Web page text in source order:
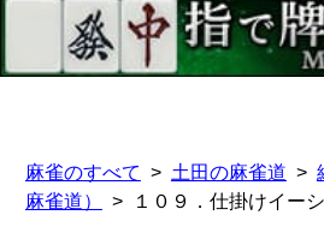
麻雀のすべて 土田の麻雀道
麻雀道）
１０９．仕掛けイー